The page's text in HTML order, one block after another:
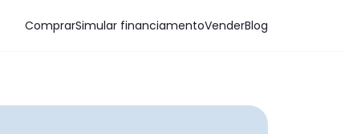
ComprarSimular financiamentoVenderBlog